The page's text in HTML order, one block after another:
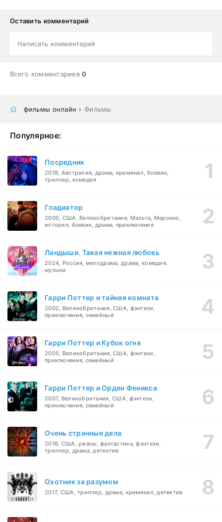
Оставить комментарий
Написать комментарий
Всего комментариев0
фильмы онлайн » Фильмы
Популярное:
Посредник
2019, Австралия, драма, криминал, боевик,
триллер, комедия
Гладиатор
2000, США, Великобритания, Мальта, Марокко,
история, боевик, драма, приключения
Ландыши. Такая нежная любовь
2024, Россия, мелодрама, драма, комедия,
музыка
Гарри Поттер и тайная комната
2002, Великобритания, США, фэнтези,
приключения, семейный
Гарри Поттер и Кубок огня
2005, Великобритания, США, фэнтези,
приключения, семейный
Гарри Поттер и Орден Феникса
2007, Великобритания, США, фэнтези,
приключения, семейный
Очень странные дела
2016, США, ужасы, фантастика, фэнтези,
триллер, драма, детектив
Охотник за разумом
2017, США, триллер, драма, криминал, детектив